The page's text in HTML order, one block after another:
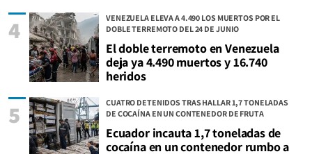
VENEZUELA ELEVA A 4.490 LOS MUERTOS POR EL
DOBLE TERREMOTO DEL 24 DE JUNIO
El doble terremoto en Venezuela
deja ya 4.490 muertos y 16.740
heridos
4
CUATRO DETENIDOS TRAS HALLAR 1,7 TONELADAS
DE COCAÍNA EN UN CONTENEDOR DE FRUTA
Ecuador incauta 1,7 toneladas de
cocaína en un contenedor rumbo a
5